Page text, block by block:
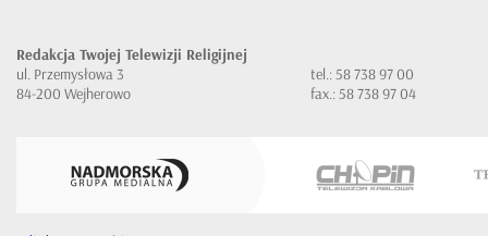
jakie stawiał mu redaktor Dariusz
Majkowski. Rozmowa przybliżyła
interesujące fakty o niespodziankach
pojawiających się podczas prac nad
artysty w realizowaniu odrębnego,
nowego stylu na miarę czasów
Redakcja Twojej Telewizji Religijnej
ul. Przemysłowa 3
84-200 Wejherowo
tel.: 58 738 97 00
fax.: 58 738 97 04